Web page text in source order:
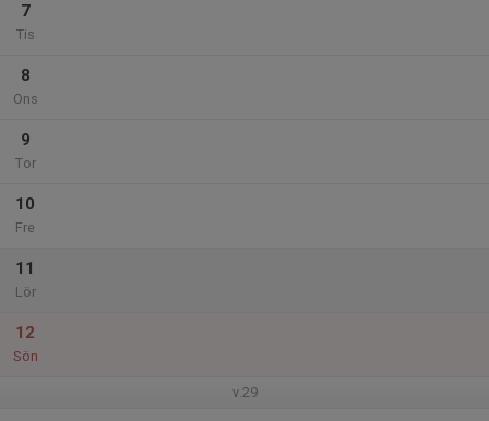
7
Tis
8
Ons
9
Tor
10
Fre
11
Lör
12
Sön
v.29